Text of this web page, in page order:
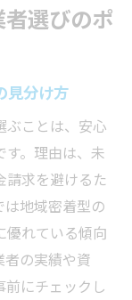
選びのポ
見分け方
ぶことは、安心
す。理由は、未
請求を避けるた
地域密着型の
優れている傾向
の実績や資
にチェックし